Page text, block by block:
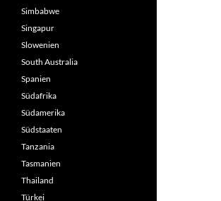
Simbabwe
Singapur
Slowenien
South Australia
Spanien
Südafrika
Südamerika
Südstaaten
Tanzania
Tasmanien
Thailand
Türkei